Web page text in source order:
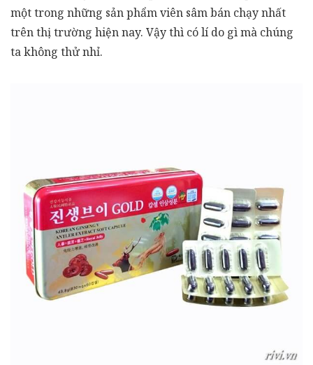
một trong những sản phẩm viên sâm bán chạy nhất
trên thị trường hiện nay. Vậy thì có lí do gì mà chúng
ta không thử nhỉ.